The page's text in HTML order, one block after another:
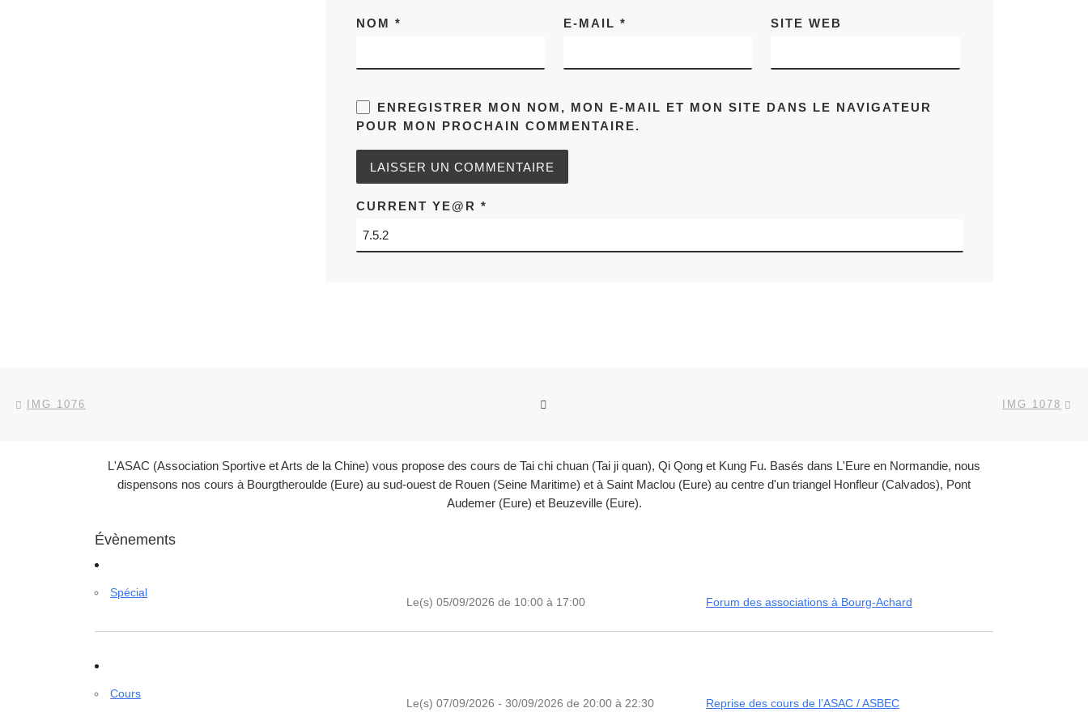
NOM * E-MAIL * SITE WEB
ENREGISTRER MON NOM, MON E-MAIL ET MON SITE DANS LE NAVIGATEUR
POUR MON PROCHAIN COMMENTAIRE.
CURRENT YE@R *
Parcourir les articles
IMG 1076 IMG 1078
L'ASAC (Association Sportive et Arts de la Chine) vous propose des cours de Tai chi chuan (Tai ji quan), Qi Qong et Kung Fu. Basés dans L'Eure en Normandie, nous
dispensons nos cours à Bourgtheroulde (Eure) au sud-ouest de Rouen (Seine Maritime) et à Saint Maclou (Eure) au centre d'un triangel Honfleur (Calvados), Pont
Audemer (Eure) et Beuzeville (Eure).
Évènements
Spécial
Le(s) 05/09/2026 de 10:00 à 17:00 Forum des associations à Bourg-Achard
Cours
Le(s) 07/09/2026 - 30/09/2026 de 20:00 à 22:30 Reprise des cours de l’ASAC / ASBEC